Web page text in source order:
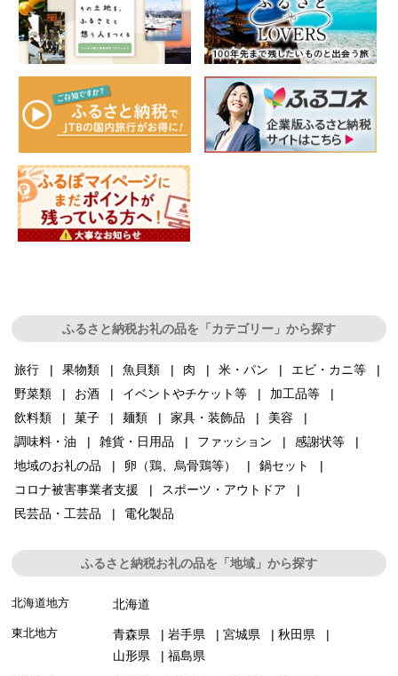
ふるさと納税お礼の品を「カテゴリー」から探す
旅行 果物類 魚貝類 肉 米・パン
エビ・カニ等
野菜類
お酒 イベントやチケット等
加工品等
飲料類
菓子 麺類 家具・装飾品
美容
調味料・油
雑貨・日用品 ファッション
感謝状等
地域のお礼の品
卵（鶏、烏骨鶏等）
鍋セット
コロナ被害事業者支援
スポーツ・アウトドア
民芸品・工芸品
電化製品
ふるさと納税お礼の品を「地域」から探す
北海道地方 北海道
東北地方 青森県 岩手県 宮城県
秋田県
山形県
福島県